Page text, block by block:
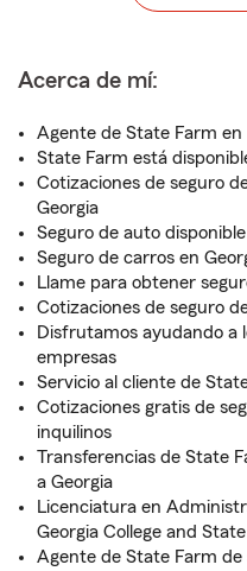
Acerca de mí:
Agente de State Farm en
State Farm está
Cotizaciones de seguro
Georgia
Seguro de auto
Seguro de carros en
Llame para obtener
Cotizaciones de seguro
Disfrutamos ayudando a
empresas
Servicio al cliente de
Cotizaciones gratis de
inquilinos
Transferencias de State
a Georgia
Licenciatura en
Georgia College and
Agente de State Farm de